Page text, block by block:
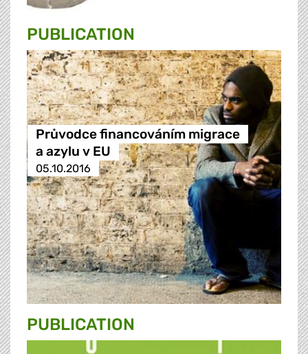
PUBLICATION
Průvodce financováním migrace
a azylu v EU
05.10.2016
PUBLICATION